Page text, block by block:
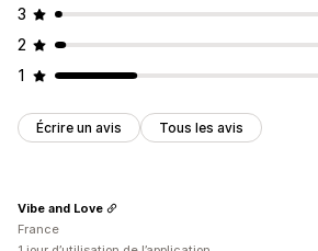
3
2
1
Écrire un avis Tous les avis
Vibe and Love
France